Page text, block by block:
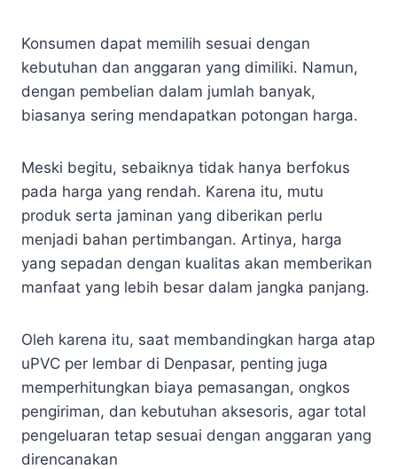
Konsumen dapat memilih sesuai dengan
kebutuhan dan anggaran yang dimiliki. Namun,
dengan pembelian dalam jumlah banyak,
biasanya sering mendapatkan potongan harga.
Meski begitu, sebaiknya tidak hanya berfokus
pada harga yang rendah. Karena itu, mutu
produk serta jaminan yang diberikan perlu
menjadi bahan pertimbangan. Artinya, harga
yang sepadan dengan kualitas akan memberikan
manfaat yang lebih besar dalam jangka panjang.
Oleh karena itu, saat membandingkan harga atap
uPVC per lembar di Denpasar, penting juga
memperhitungkan biaya pemasangan, ongkos
pengiriman, dan kebutuhan aksesoris, agar total
pengeluaran tetap sesuai dengan anggaran yang
direncanakan